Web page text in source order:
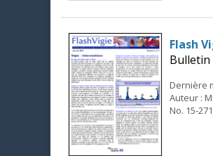
Flash
Bulletin
Dernière
Auteur :
No. 15-